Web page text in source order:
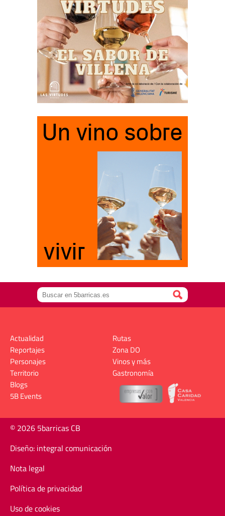
Actualidad
Reportajes
Personajes
Territorio
Rutas
Zona DO
Vinos y más
Gastronomía
Blogs
5B Events
© 2026 5barricas CB
Diseño: integral comunicación
Nota legal
Política de privacidad
Uso de cookies